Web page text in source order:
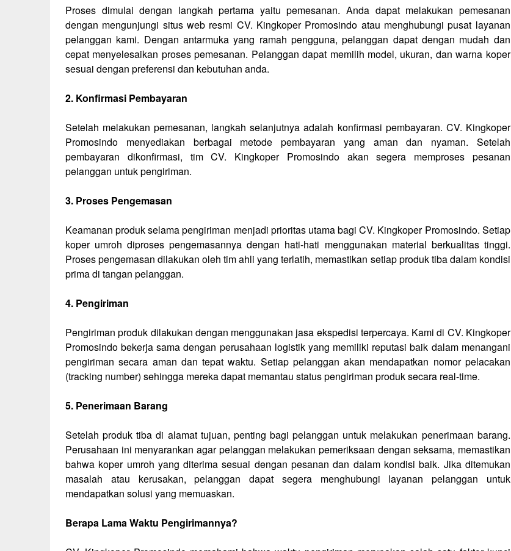
Proses dimulai dengan langkah pertama yaitu pemesanan. Anda dapat melakukan pemesanan
dengan mengunjungi situs web resmi CV. Kingkoper Promosindo atau menghubungi pusat layanan
pelanggan kami. Dengan antarmuka yang ramah pengguna, pelanggan dapat dengan mudah dan
cepat menyelesaikan proses pemesanan. Pelanggan dapat memilih model, ukuran, dan warna koper
sesuai dengan preferensi dan kebutuhan anda.
2. Konfirmasi Pembayaran
Setelah melakukan pemesanan, langkah selanjutnya adalah konfirmasi pembayaran. CV. Kingkoper
Promosindo menyediakan berbagai metode pembayaran yang aman dan nyaman. Setelah
pembayaran dikonfirmasi, tim CV. Kingkoper Promosindo akan segera memproses pesanan
pelanggan untuk pengiriman.
3. Proses Pengemasan
Keamanan produk selama pengiriman menjadi prioritas utama bagi CV. Kingkoper Promosindo. Setiap
koper umroh diproses pengemasannya dengan hati-hati menggunakan material berkualitas tinggi.
Proses pengemasan dilakukan oleh tim ahli yang terlatih, memastikan setiap produk tiba dalam kondisi
prima di tangan pelanggan.
4. Pengiriman
Pengiriman produk dilakukan dengan menggunakan jasa ekspedisi terpercaya. Kami di CV. Kingkoper
Promosindo bekerja sama dengan perusahaan logistik yang memiliki reputasi baik dalam menangani
pengiriman secara aman dan tepat waktu. Setiap pelanggan akan mendapatkan nomor pelacakan
(tracking number) sehingga mereka dapat memantau status pengiriman produk secara real-time.
5. Penerimaan Barang
Setelah produk tiba di alamat tujuan, penting bagi pelanggan untuk melakukan penerimaan barang.
Perusahaan ini menyarankan agar pelanggan melakukan pemeriksaan dengan seksama, memastikan
bahwa koper umroh yang diterima sesuai dengan pesanan dan dalam kondisi baik. Jika ditemukan
masalah atau kerusakan, pelanggan dapat segera menghubungi layanan pelanggan untuk
mendapatkan solusi yang memuaskan.
Berapa Lama Waktu Pengirimannya?